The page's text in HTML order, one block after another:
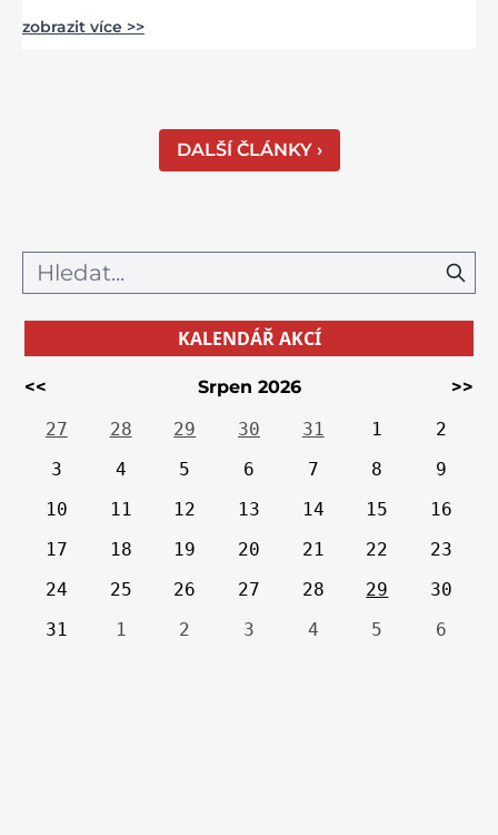
jako nazdobený bílý dort na svatební tabuli.
zobrazit více >>
DALŠÍ ČLÁNKY ›
KALENDÁŘ AKCÍ
<< Srpen 2026
>>
27
28 29 30 31 1
2
3
4 5 6 7 8
9
10
11 12 13 14 15
16
17
18 19 20 21 22
23
24
25 26 27 28 29
30
31
1 2 3 4 5 6